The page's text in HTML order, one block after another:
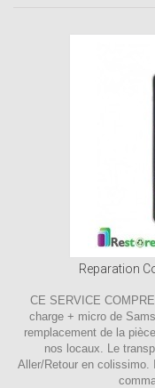
Reparation
CE SERVICE
charge + micro de
remplacement de la
nos locaux. Le
Aller/Retour en colissimo.